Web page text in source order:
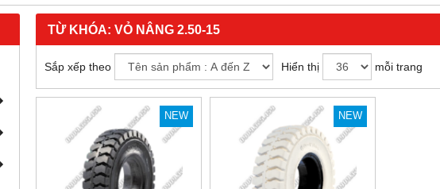
TỪ KHÓA: VỎ NÂNG 2.50-15
Sắp xếp theo Hiển thị mỗi trang
NEW NEW